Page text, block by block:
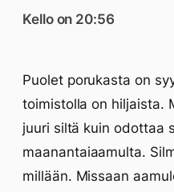
Kello on 20:56
Puolet porukasta on
toimistolla on hiljaista.
juuri siltä kuin odottaa
maanantaiaamulta.
millään. Missaan